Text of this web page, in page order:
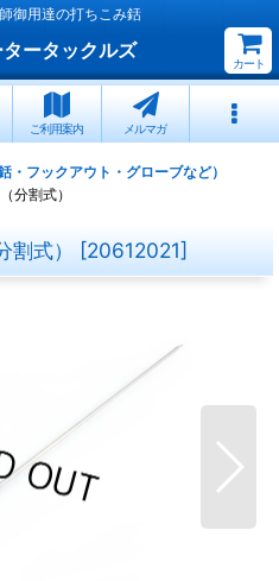
御用達の打ちこみ銛
タータックルズ
カート
ご利用案内 メルマガ
・フックアウト・グローブなど）
分割式）
式） [20612021]